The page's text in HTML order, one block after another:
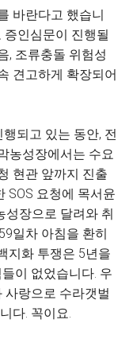
바란다고 했습니
증인심문이 진행될
, 조류충돌 위험성
견고하게 확장되어
되고 있는 동안, 전
농성장에서는 수요
현관 앞까지 진출
SOS 요청에 목서윤
성장으로 달려와 취
일차 아침을 환히
지화 투쟁은 5년을
이 없었습니다. 우
사랑으로 수라갯벌
다. 꼭이요.